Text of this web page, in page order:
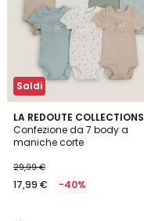
Saldi
LA REDOUTE COLLECTIONS
Confezione da 7 body a
maniche corte
29,99 €
17,99 € -40%
4,8
/ 5